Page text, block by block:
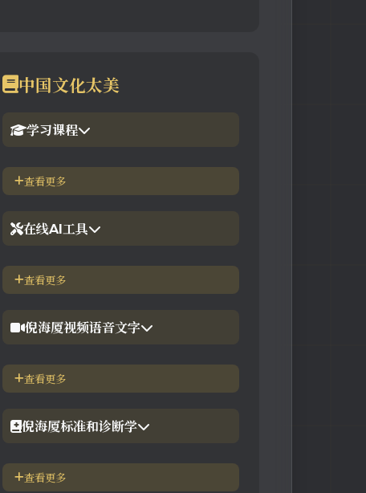
中国文化太美
学习课程
1.倪海厦官网备份版
查看更多
在线AI工具
【工具】紫微斗数命理分析
查看更多
倪海厦视频语音文字
【视频】倪海厦-针灸大成
查看更多
倪海厦标准和诊断学
倪海厦简介-传奇人生
查看更多